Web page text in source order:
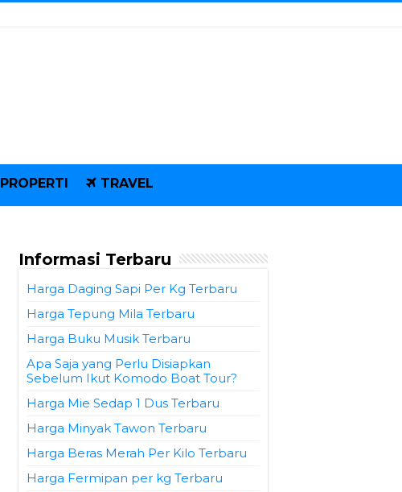
PROPERTI TRAVEL
Informasi Terbaru
Harga Daging Sapi Per Kg Terbaru
Harga Tepung Mila Terbaru
Harga Buku Musik Terbaru
Apa Saja yang Perlu Disiapkan
Sebelum Ikut Komodo Boat Tour?
Harga Mie Sedap 1 Dus Terbaru
Harga Minyak Tawon Terbaru
Harga Beras Merah Per Kilo Terbaru
Harga Fermipan per kg Terbaru